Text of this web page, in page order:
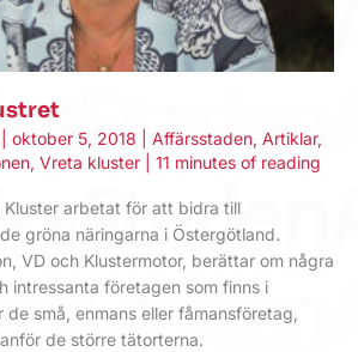
oktober 5, 2018 Affärsstaden, Artiklar,
, Vreta kluster 11 minutes of reading
Kluster arbetat för att bidra till
gröna näringarna i Östergötland.
VD och Klustermotor, berättar om några
intressanta företagen som finns i
de små, enmans eller fåmansföretag,
de större tätorterna.